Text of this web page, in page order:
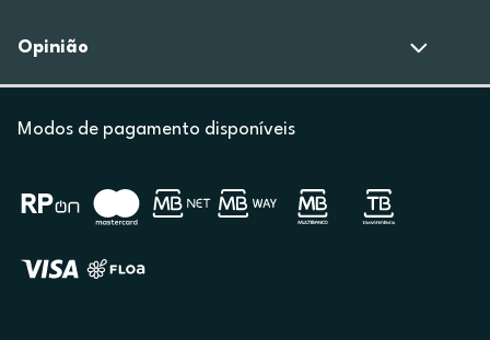
Opinião
Modos de pagamento disponíveis